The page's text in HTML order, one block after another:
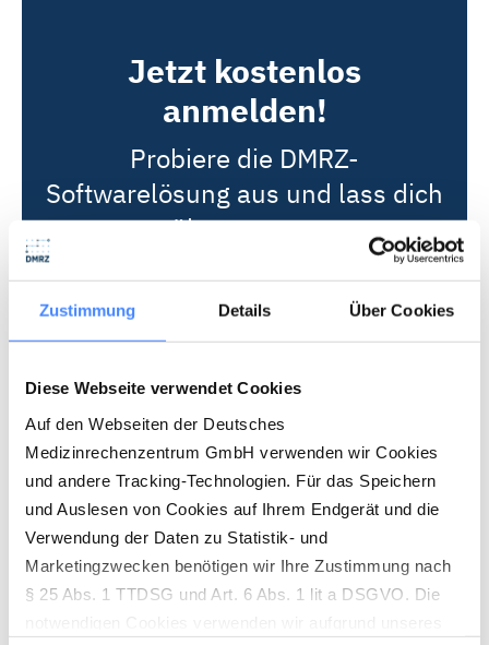
Zustimmung Details Über Cookies
Diese Webseite verwendet Cookies
Auf den Webseiten der Deutsches
Medizinrechenzentrum GmbH verwenden wir Cookies
und andere Tracking-Technologien. Für das Speichern
und Auslesen von Cookies auf Ihrem Endgerät und die
Verwendung der Daten zu Statistik- und
Marketingzwecken benötigen wir Ihre Zustimmung nach
§ 25 Abs. 1 TTDSG und Art. 6 Abs. 1 lit a DSGVO. Die
Jetzt kostenlos
anmelden!
Probiere die DMRZ-
Softwarelösung aus und lass dich
überzeugen.
Kostenlos testen